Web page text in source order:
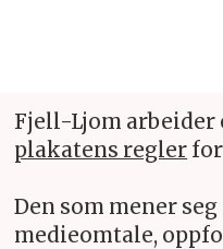
Fjell-Ljom
plakatens regler
Den som mener
medieomtale,